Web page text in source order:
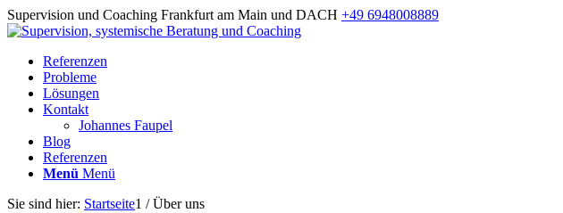
Supervision und Coaching Frankfurt am Main und DACH +49 6948008889
Referenzen
Probleme
Lösungen
Kontakt
Johannes Faupel
Blog
Referenzen
Menü Menü
Sie sind hier: Startseite1 / Über uns